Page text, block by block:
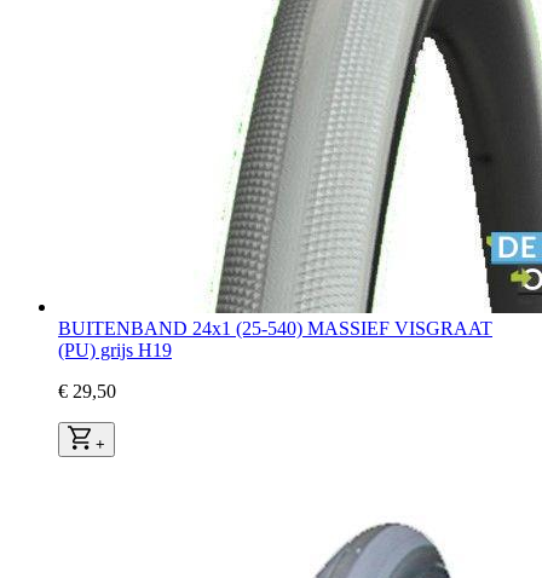
BUITENBAND 24x1 (25-540) MASSIEF VISGRAAT
(PU) grijs H19
€ 29,50
+